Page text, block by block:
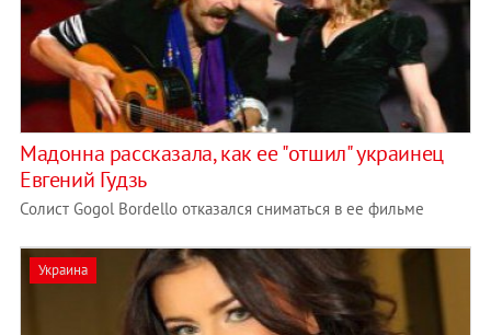
Мадонна рассказала, как ее "отшил" украинец
Евгений Гудзь
Солист Gogol Bordello отказался сниматься в ее фильме
Украина